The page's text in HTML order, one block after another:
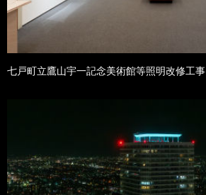
七戸町立鷹山宇一記念美術館等照明改修工事